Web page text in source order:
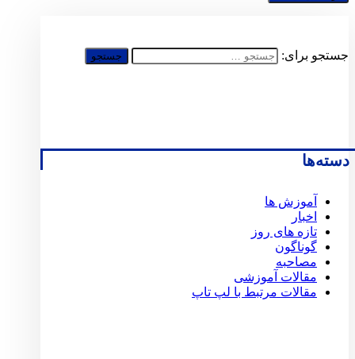
جستجو برای:
دسته‌ها
آموزش ها
اخبار
تازه های روز
گوناگون
مصاحبه
مقالات آموزشی
مقالات مرتبط با لپ تاپ